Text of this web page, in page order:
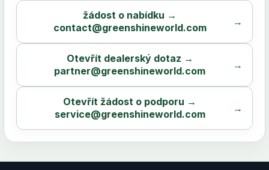
žádost o nabídku →
contact@greenshineworld.com
Otevřít dealerský dotaz →
partner@greenshineworld.com
Otevřít žádost o podporu →
service@greenshineworld.com